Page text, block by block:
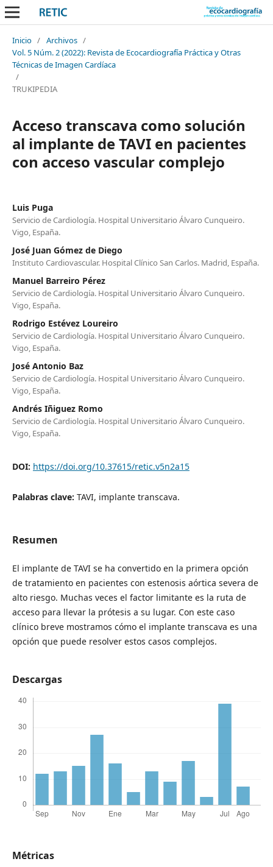
Inicio / Archivos /
Vol. 5 Núm. 2 (2022): Revista de Ecocardiografía Práctica y Otras
Técnicas de Imagen Cardíaca
/
TRUKIPEDIA
Acceso transcava como solución
al implante de TAVI en pacientes
con acceso vascular complejo
Luis Puga
Servicio de Cardiología. Hospital Universitario Álvaro Cunqueiro.
Vigo, España.
José Juan Gómez de Diego
Instituto Cardiovascular. Hospital Clínico San Carlos. Madrid, España.
Manuel Barreiro Pérez
Servicio de Cardiología. Hospital Universitario Álvaro Cunqueiro.
Vigo, España.
Rodrigo Estévez Loureiro
Servicio de Cardiología. Hospital Universitario Álvaro Cunqueiro.
Vigo, España.
José Antonio Baz
Servicio de Cardiología. Hospital Universitario Álvaro Cunqueiro.
Vigo, España.
Andrés Iñiguez Romo
Servicio de Cardiología. Hospital Universitario Álvaro Cunqueiro.
Vigo, España.
DOI: https://doi.org/10.37615/retic.v5n2a15
Palabras clave: TAVI, implante transcava.
Resumen
El implante de TAVI se ha convertido en la primera opción
de tratamiento en pacientes con estenosis aórtica severa de
alto riesgo. Muchas veces el factor limitante es la ruta de
acceso para llevar la prótesis a su lugar. Con este caso
clínico breve mostramos cómo el implante transcava es una
opción que puede resolver estos casos complejos.
Descargas
Métricas